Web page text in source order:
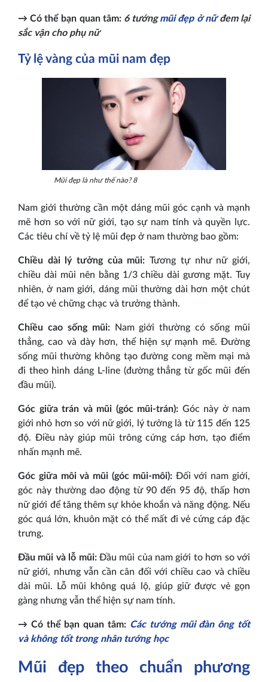
→ Có thể bạn quan tâm: 6 tướngmũi đẹp ở nữđem lại
sắc vận cho phụ nữ
Tỷ lệ vàng của mũi nam đẹp
Mũi đẹp là như thế nào? 8
Nam giới thường cần một dáng mũi góc cạnh và mạnh
mẽ hơn so với nữ giới, tạo sự nam tính và quyền lực.
Các tiêu chí về tỷ lệ mũi đẹp ở nam thường bao gồm:
Chiều dài lý tưởng của mũi: Tương tự như nữ giới,
chiều dài mũi nên bằng 1/3 chiều dài gương mặt. Tuy
nhiên, ở nam giới, dáng mũi thường dài hơn một chút
để tạo vẻ chững chạc và trưởng thành.
Chiều cao sống mũi:Nam giới thường có sống mũi
thẳng, cao và dày hơn, thể hiện sự mạnh mẽ. Đường
sống mũi thường không tạo đường cong mềm mại mà
đi theo hình dáng L-line (đường thẳng từ gốc mũi đến
đầu mũi).
Góc giữa trán và mũi (góc mũi-trán): Góc này ở nam
giới nhỏ hơn so với nữ giới, lý tưởng là từ 115 đến 125
độ. Điều này giúp mũi trông cứng cáp hơn, tạo điểm
nhấn mạnh mẽ.
Góc giữa môi và mũi (góc mũi-môi):Đối với nam giới,
góc này thường dao động từ 90 đến 95 độ, thấp hơn
nữ giới để tăng thêm sự khỏe khoắn và năng động. Nếu
góc quá lớn, khuôn mặt có thể mất đi vẻ cứng cáp đặc
trưng.
Đầu mũi và lỗ mũi:Đầu mũi của nam giới to hơn so với
nữ giới, nhưng vẫn cần cân đối với chiều cao và chiều
dài mũi. Lỗ mũi không quá lộ, giúp giữ được vẻ gọn
gàng nhưng vẫn thể hiện sự nam tính.
→ Có thể bạn quan tâm: Các tướng mũi đàn ông tốt
và không tốt trong nhân tướng học
Mũi đẹp theo chuẩn phương